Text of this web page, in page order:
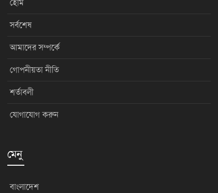
হোম
সর্বশেষ
আমাদের সম্পর্কে
গোপনীয়তা নীতি
শর্তাবলী
যোগাযোগ করুন
মেনু
বাংলাদেশ